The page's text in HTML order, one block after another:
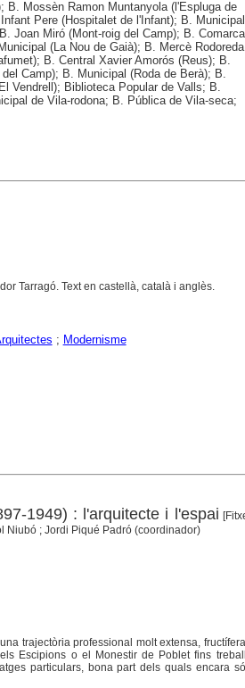
Mossèn Ramon Muntanyola (l'Espluga de
Pere (Hospitalet de l'Infant); B. Municipal
Joan Miró (Mont-roig del Camp); B. Comarcal
(La Nou de Gaià); B. Mercè Rodoreda
B. Central Xavier Amorós (Reus); B.
Camp); B. Municipal (Roda de Berà); B.
Vendrell); Biblioteca Popular de Valls; B.
de Vila-rodona; B. Pública de Vila-seca;
Tarragó. Text en castellà, català i anglès.
; Modernisme
1949) : l'arquitecte i l'espai
Niubó ; Jordi Piqué Padró (coordinador)
trajectòria professional molt extensa,
Escipions o el Monestir de Poblet fins
particulars, bona part dels quals encara